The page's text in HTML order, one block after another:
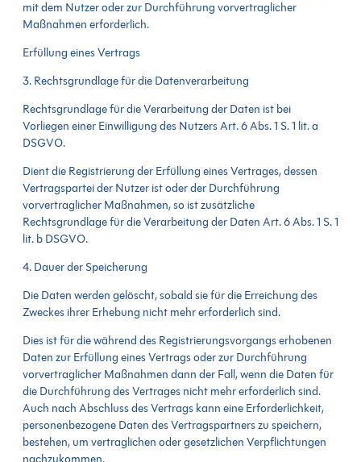
mit dem Nutzer oder zur Durchführung vorvertraglicher
Maßnahmen erforderlich.
Erfüllung eines Vertrags
3. Rechtsgrundlage für die Datenverarbeitung
Rechtsgrundlage für die Verarbeitung der Daten ist bei
Vorliegen einer Einwilligung des Nutzers Art. 6 Abs. 1 S. 1 lit. a
DSGVO.
Dient die Registrierung der Erfüllung eines Vertrages, dessen
Vertragspartei der Nutzer ist oder der Durchführung
vorvertraglicher Maßnahmen, so ist zusätzliche
Rechtsgrundlage für die Verarbeitung der Daten Art. 6 Abs. 1 S. 1
lit. b DSGVO.
4. Dauer der Speicherung
Die Daten werden gelöscht, sobald sie für die Erreichung des
Zweckes ihrer Erhebung nicht mehr erforderlich sind.
Dies ist für die während des Registrierungsvorgangs erhobenen
Daten zur Erfüllung eines Vertrags oder zur Durchführung
vorvertraglicher Maßnahmen dann der Fall, wenn die Daten für
die Durchführung des Vertrages nicht mehr erforderlich sind.
Auch nach Abschluss des Vertrags kann eine Erforderlichkeit,
personenbezogene Daten des Vertragspartners zu speichern,
bestehen, um vertraglichen oder gesetzlichen Verpflichtungen